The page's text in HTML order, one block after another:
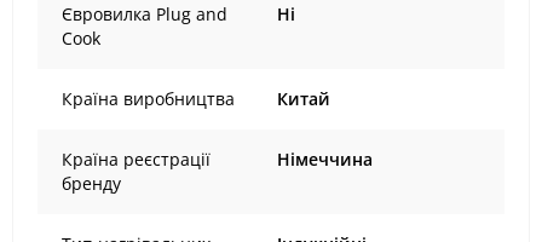
Євровилка Plug and
Cook
Ні
Країна виробництва Китай
Країна реєстрації
бренду
Німеччина